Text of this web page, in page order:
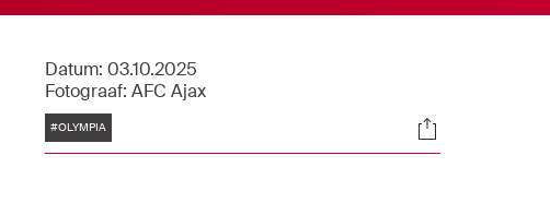
Datum: 03.10.2025
Fotograaf: AFC Ajax
Tags
#OLYMPIA Socials